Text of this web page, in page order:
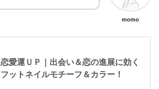
momo
恋愛運ＵＰ｜出会い＆恋の進展に効く
フットネイルモチーフ＆カラー！